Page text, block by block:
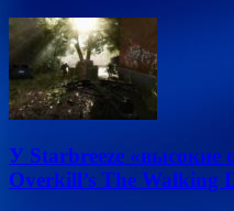
У Starbreeze «высокие
Overkill’s The Walking